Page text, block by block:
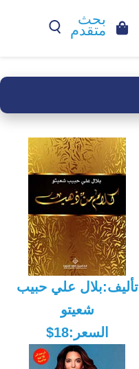
بحث
متقدم
تأليف:بلال علي حبيب
شعيتو
السعر:18$